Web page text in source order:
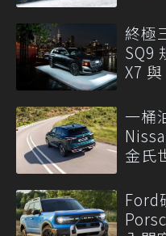
終極
SQ9
X7
一桶
金氏
Ford